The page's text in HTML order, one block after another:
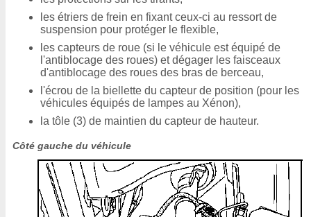
les étriers de frein en fixant ceux-ci au ressort de
suspension pour protéger le flexible,
les capteurs de roue (si le véhicule est équipé de
l'antiblocage des roues) et dégager les faisceaux
d'antiblocage des roues des bras de berceau,
l'écrou de la biellette du capteur de position (pour les
véhicules équipés de lampes au Xénon),
la tôle (3) de maintien du capteur de hauteur.
Côté gauche du véhicule